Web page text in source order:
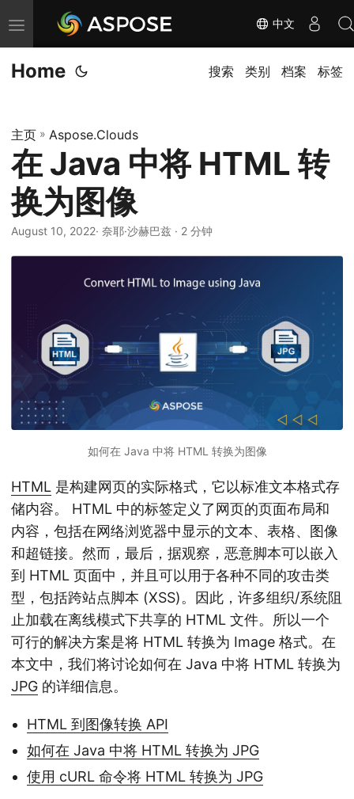
切
换
导
中文
Home 搜索 类别 档案 标签
主页 » Aspose.Clouds
在 Java 中将 HTML 转
换为图像
August 10, 2022· 奈耶·沙赫巴兹 · 2 分钟
如何在 Java 中将 HTML 转换为图像
HTML 是构建网页的实际格式，它以标准文本格式存
储内容。 HTML 中的标签定义了网页的页面布局和
内容，包括在网络浏览器中显示的文本、表格、图像
和超链接。然而，最后，据观察，恶意脚本可以嵌入
到 HTML 页面中，并且可以用于各种不同的攻击类
型，包括跨站点脚本 (XSS)。因此，许多组织/系统阻
止加载在离线模式下共享的 HTML 文件。所以一个
可行的解决方案是将 HTML 转换为 Image 格式。在
本文中，我们将讨论如何在 Java 中将 HTML 转换为
JPG 的详细信息。
HTML 到图像转换 API
如何在 Java 中将 HTML 转换为 JPG
使用 cURL 命令将 HTML 转换为 JPG